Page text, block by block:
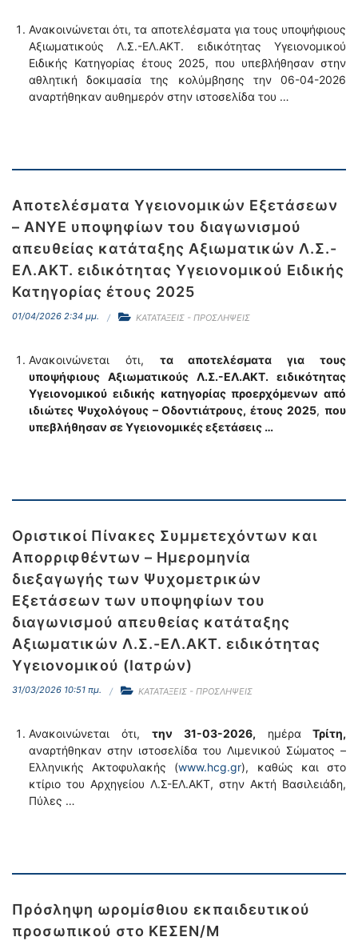
Ανακοινώνεται ότι, τα αποτελέσματα για τους υποψήφιους
Αξιωματικούς Λ.Σ.-ΕΛ.ΑΚΤ. ειδικότητας Υγειονομικού
Ειδικής Κατηγορίας έτους 2025, που υπεβλήθησαν στην
αθλητική δοκιμασία της κολύμβησης την 06-04-2026
αναρτήθηκαν αυθημερόν στην ιστοσελίδα του …
Αποτελέσματα Υγειονομικών Εξετάσεων
– ΑΝΥΕ υποψηφίων του διαγωνισμού
απευθείας κατάταξης Αξιωματικών Λ.Σ.-
ΕΛ.ΑΚΤ. ειδικότητας Υγειονομικού Ειδικής
Κατηγορίας έτους 2025
01/04/2026 2:34 μμ. ΚΑΤΑΤΑΞΕΙΣ - ΠΡΟΣΛΗΨΕΙΣ
Ανακοινώνεται ότι, τα αποτελέσματα για τους
υποψήφιους Αξιωματικούς Λ.Σ.-ΕΛ.ΑΚΤ. ειδικότητας
Υγειονομικού ειδικής κατηγορίας προερχόμενων από
ιδιώτες Ψυχολόγους – Οδοντιάτρους, έτους 2025,που
υπεβλήθησαν σε Υγειονομικές εξετάσεις …
Οριστικοί Πίνακες Συμμετεχόντων και
Απορριφθέντων – Ημερομηνία
διεξαγωγής των Ψυχομετρικών
Εξετάσεων των υποψηφίων του
διαγωνισμού απευθείας κατάταξης
Αξιωματικών Λ.Σ.-ΕΛ.ΑΚΤ. ειδικότητας
Υγειονομικού (Ιατρών)
31/03/2026 10:51 πμ. ΚΑΤΑΤΑΞΕΙΣ - ΠΡΟΣΛΗΨΕΙΣ
Ανακοινώνεται ότι, την 31-03-2026, ημέρα Τρίτη,
αναρτήθηκαν στην ιστοσελίδα του Λιμενικού Σώματος –
Ελληνικής Ακτοφυλακής (www.hcg.gr), καθώς και στο
κτίριο του Αρχηγείου Λ.Σ-ΕΛ.ΑΚΤ, στην Ακτή Βασιλειάδη,
Πύλες …
Πρόσληψη ωρομίσθιου εκπαιδευτικού
προσωπικού στο ΚΕΣΕΝ/Μ